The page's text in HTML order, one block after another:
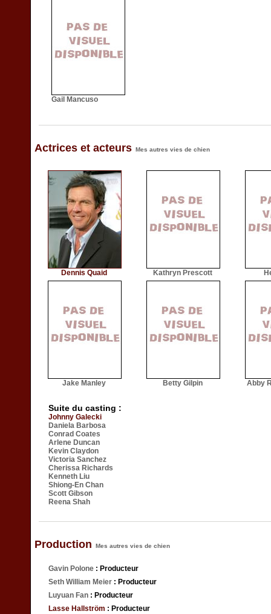
Gail Mancuso
Actrices et acteurs Mes autres vies de chien
Dennis Quaid Kathryn Prescott
Jake Manley Betty Gilpin Abby
Suite du casting :
Johnny Galecki
Daniela Barbosa
Conrad Coates
Arlene Duncan
Kevin Claydon
Victoria Sanchez
Cherissa Richards
Kenneth Liu
Shiong-En Chan
Scott Gibson
Reena Shah
Production Mes autres vies de chien
Gavin Polone : Producteur
Seth William Meier : Producteur
Luyuan Fan : Producteur
Lasse Hallström : Producteur